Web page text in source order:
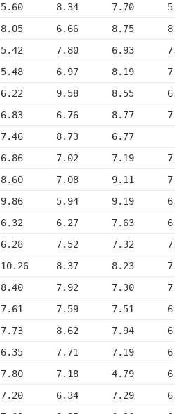
5.60      8.34      7.70
8.05      6.66      8.75
5.42      7.80      6.93
5.48      6.97      8.19
6.22      9.58      8.55
6.83      6.76      8.77
7.46      8.73      6.77
6.86      7.02      7.19
8.60      7.08      9.11
9.86      5.94      9.19
6.32      6.27      7.63
6.28      7.52      7.32
10.26     8.37      8.23
8.40      7.92      7.30
7.61      7.59      7.51
7.73      8.62      7.94
6.35      7.71      7.19
7.80      7.18      4.79
7.20      6.34      7.29